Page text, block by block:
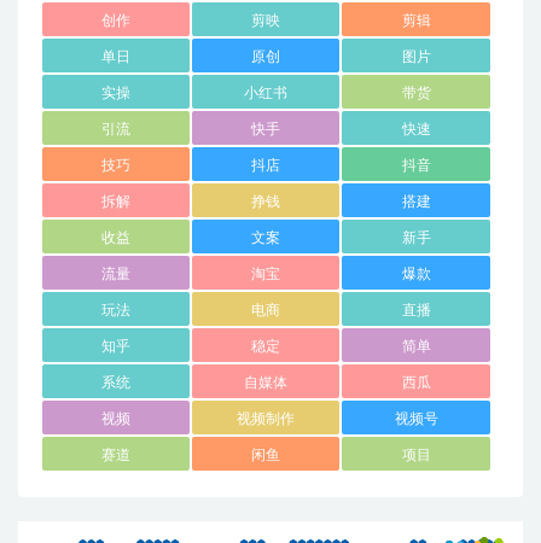
创作 剪映 剪辑
单日 原创 图片
实操 小红书 带货
引流 快手 快速
技巧 抖店 抖音
拆解 挣钱 搭建
收益 文案 新手
流量 淘宝 爆款
玩法 电商 直播
知乎 稳定 简单
系统 自媒体 西瓜
视频 视频制作 视频号
赛道 闲鱼 项目